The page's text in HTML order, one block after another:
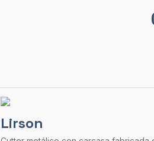
Lirson